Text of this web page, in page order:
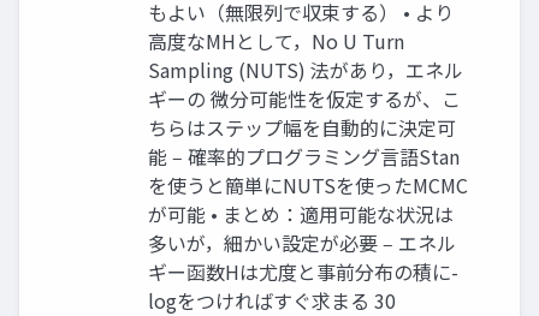
もよい（無限列で収束する） • より
高度なMHとして，No U Turn
Sampling (NUTS) 法があり，エネル
ギーの 微分可能性を仮定するが、こ
ちらはステップ幅を自動的に決定可
能 ‒ 確率的プログラミング言語Stan
を使うと簡単にNUTSを使ったMCMC
が可能 • まとめ：適用可能な状況は
多いが，細かい設定が必要 ‒ エネル
ギー函数Hは尤度と事前分布の積に-
logをつければすぐ求まる 30